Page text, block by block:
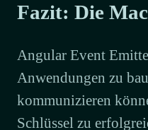
Fazit: Die
Angular Event
Anwendungen zu
kommunizieren
Schlüssel zu